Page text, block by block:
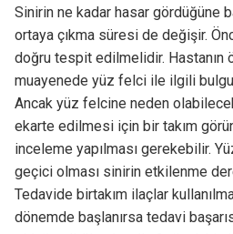
Sinirin ne kadar hasar gördüğüne
ortaya çıkma süresi de değişir.
doğru tespit edilmelidir. Hastanın
muayenede yüz felci ile ilgili
Ancak yüz felcine neden
ekarte edilmesi için bir takım
inceleme yapılması gerekebilir.
geçici olması sinirin etkilenme
Tedavide birtakım ilaçlar
dönemde başlanırsa tedavi